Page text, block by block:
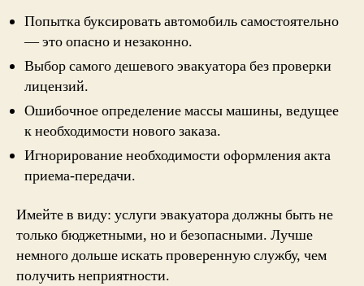
Попытка буксировать автомобиль самостоятельно
— это опасно и незаконно.
Выбор самого дешевого эвакуатора без проверки
лицензий.
Ошибочное определение массы машины, ведущее
к необходимости нового заказа.
Игнорирование необходимости оформления акта
приема-передачи.
Имейте в виду: услуги эвакуатора должны быть не
только бюджетными, но и безопасными. Лучше
немного дольше искать проверенную службу, чем
получить неприятности.